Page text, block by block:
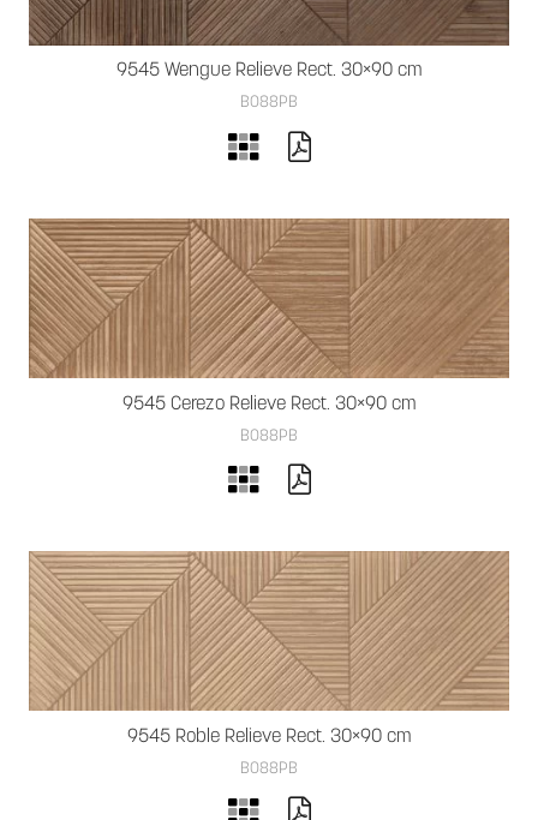
9545 Wengue Relieve Rect. 30×90 cm
B088PB
9545 Cerezo Relieve Rect. 30×90 cm
B088PB
9545 Roble Relieve Rect. 30×90 cm
B088PB